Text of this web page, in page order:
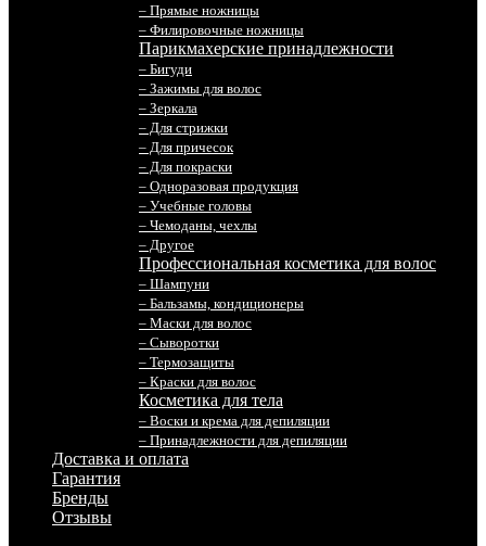
– Прямые ножницы
– Филировочные ножницы
Парикмахерские принадлежности
– Бигуди
– Зажимы для волос
– Зеркала
– Для стрижки
– Для причесок
– Для покраски
– Одноразовая продукция
– Учебные головы
– Чемоданы, чехлы
– Другое
Профессиональная косметика для волос
– Шампуни
– Бальзамы, кондиционеры
– Маски для волос
– Сыворотки
– Термозащиты
– Краски для волос
Косметика для тела
– Воски и крема для депиляции
– Принадлежности для депиляции
Доставка и оплата
Гарантия
Бренды
Отзывы